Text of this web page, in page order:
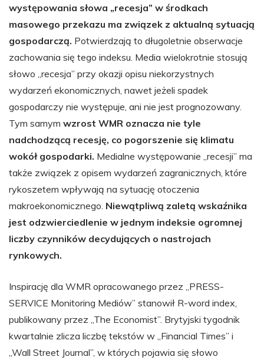
występowania słowa „recesja” w środkach
masowego przekazu ma związek z aktualną sytuacją
gospodarczą. Potwierdzają to długoletnie obserwacje
zachowania się tego indeksu. Media wielokrotnie stosują
słowo „recesja” przy okazji opisu niekorzystnych
wydarzeń ekonomicznych, nawet jeżeli spadek
gospodarczy nie występuje, ani nie jest prognozowany.
Tym samym wzrost WMR oznacza nie tyle
nadchodzącą recesję, co pogorszenie się klimatu
wokół gospodarki. Medialne występowanie „recesji” ma
także związek z opisem wydarzeń zagranicznych, które
rykoszetem wpływają na sytuację otoczenia
makroekonomicznego. Niewątpliwą zaletą wskaźnika
jest odzwierciedlenie w jednym indeksie ogromnej
liczby czynników decydujących o nastrojach
rynkowych.
Inspirację dla WMR opracowanego przez „PRESS-
SERVICE Monitoring Mediów” stanowił R-word index,
publikowany przez „The Economist”. Brytyjski tygodnik
kwartalnie zlicza liczbę tekstów w „Financial Times” i
„Wall Street Journal”, w których pojawia się słowo